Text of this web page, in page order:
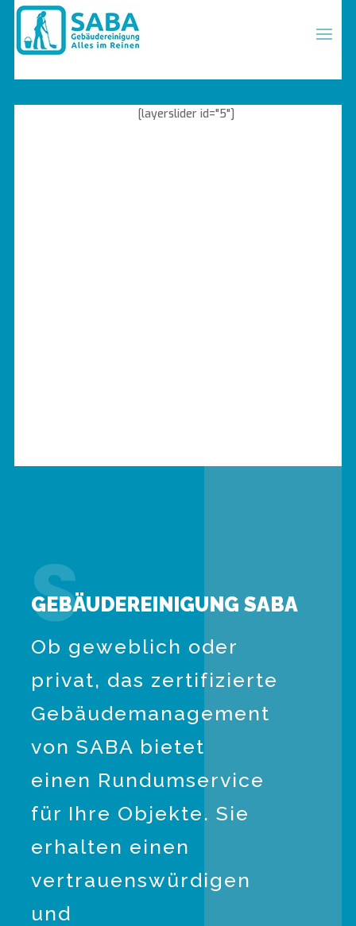
[layerslider id="5"]
S
GEBÄUDEREINIGUNG SABA
Ob geweblich oder
privat, das zertifizierte
Gebäudemanagement
von SABA bietet
einen Rundumservice
für Ihre Objekte. Sie
erhalten einen
vertrauenswürdigen
und